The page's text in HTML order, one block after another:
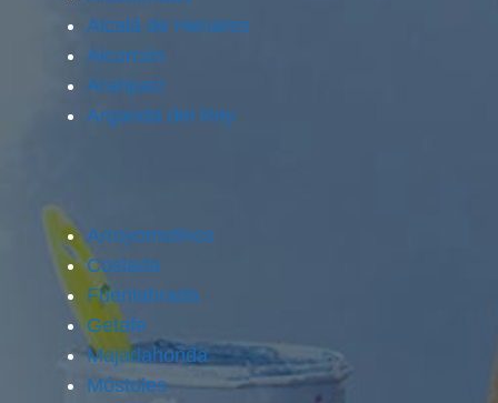
Alcalá de Henares
Alcorcón
Aranjuez
Arganda del Rey
Arroyomolinos
Coslada
Fuenlabrada
Getafe
Majadahonda
Móstoles